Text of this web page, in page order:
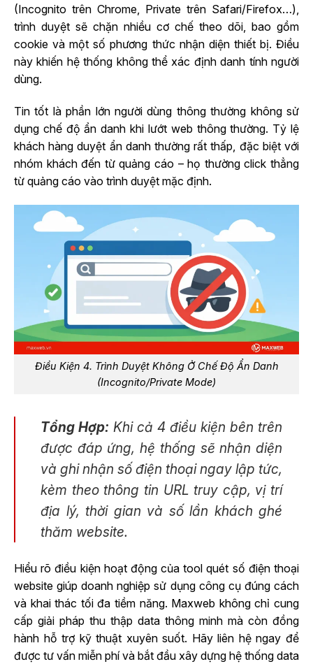
(Incognito trên Chrome, Private trên Safari/Firefox…),
trình duyệt sẽ chặn nhiều cơ chế theo dõi, bao gồm
cookie và một số phương thức nhận diện thiết bị. Điều
này khiến hệ thống không thể xác định danh tính người
dùng.
Tin tốt là phần lớn người dùng thông thường không sử
dụng chế độ ẩn danh khi lướt web thông thường. Tỷ lệ
khách hàng duyệt ẩn danh thường rất thấp, đặc biệt với
nhóm khách đến từ quảng cáo – họ thường click thẳng
từ quảng cáo vào trình duyệt mặc định.
Điều Kiện 4. Trình Duyệt Không Ở Chế Độ Ẩn Danh
(Incognito/Private Mode)
Tổng Hợp: Khi cả 4 điều kiện bên trên
được đáp ứng, hệ thống sẽ nhận diện
và ghi nhận số điện thoại ngay lập tức,
kèm theo thông tin URL truy cập, vị trí
địa lý, thời gian và số lần khách ghé
thăm website.
Hiểu rõ điều kiện hoạt động của tool quét số điện thoại
website giúp doanh nghiệp sử dụng công cụ đúng cách
và khai thác tối đa tiềm năng. Maxweb không chỉ cung
cấp giải pháp thu thập data thông minh mà còn đồng
hành hỗ trợ kỹ thuật xuyên suốt. Hãy liên hệ ngay để
được tư vấn miễn phí và bắt đầu xây dựng hệ thống data